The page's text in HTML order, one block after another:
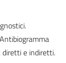
diretti e indiretti.